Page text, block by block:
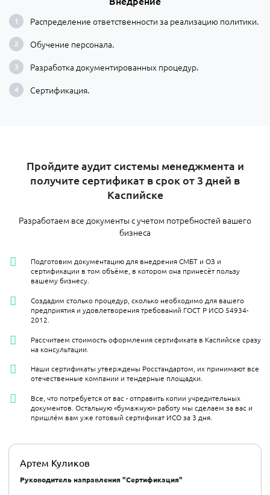
Распределение ответственности за реализацию политики.
Обучение персонала.
Разработка документированных процедур.
Сертификация.
Пройдите аудит системы менеджмента и
получите сертификат в срок от 3 дней в
Каспийске
Разработаем все документы с учетом потребностей вашего
бизнеса
Артем Куликов
Руководитель направления "Сертификация"
Подготовим документацию для внедрения СМБТ и ОЗ и
сертификации в том объёме, в котором она принесёт пользу
вашему бизнесу.
Создадим столько процедур, сколько необходимо для вашего
предприятия и удовлетворения требований ГОСТ Р ИСО 54934-
2012.
Рассчитаем стоимость оформления сертификата в Каспийске сразу
на консультации.
Наши сертификаты утверждены Росстандартом, их принимают все
отечественные компании и тендерные площадки.
Все, что потребуется от вас - отправить копии учредительных
документов. Остальную «бумажную» работу мы сделаем за вас и
пришлём вам уже готовый сертификат ИСО за 3 дня.